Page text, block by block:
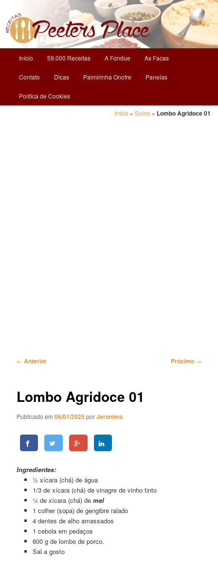
Receitas | Peeters Place
O Mundo da Culinária
principal
Pular
para
o
Início 59.000 Receitas A Fondue As Facas
Contato Dicas Palmirinha Onofre Panelas
Política de Cookies
Início » Suíno » Lombo Agridoce 01
Navegação
← Anterior Próximo →
Lombo Agridoce 01
Publicado em06/01/2025porJeronimo
Ingredientes:
½ xícara (chá) de água
1/3 de xícara (chá) de vinagre de vinho tinto
¼ de xícara (chá) de mel
1 colher (sopa) de gengibre ralado
4 dentes de alho amassados
1 cebola em pedaços
600 g de lombo de porco.
Sal a gosto